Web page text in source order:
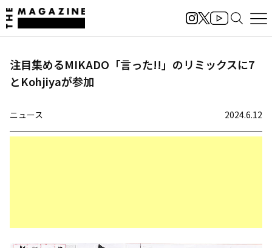
注目集めるMIKADO「言った!!」のリミックスに7
とKohjiyaが参加
ニュース 2024.6.12